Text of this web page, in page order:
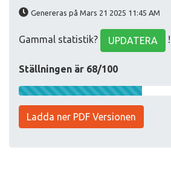
Genereras på Mars 21 2025 11:45 AM
Gammal statistik? UPDATERA !
Ställningen är 68/100
Ladda ner PDF Versionen